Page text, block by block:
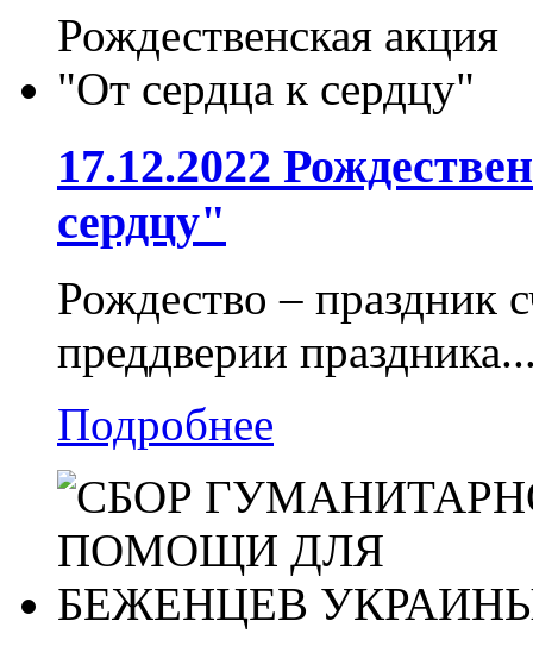
17.12.2022
сердцу"
Рождество – праздник
преддверии
Подробнее